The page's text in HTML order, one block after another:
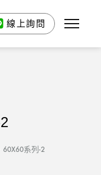
線上詢問
60X60系列-2